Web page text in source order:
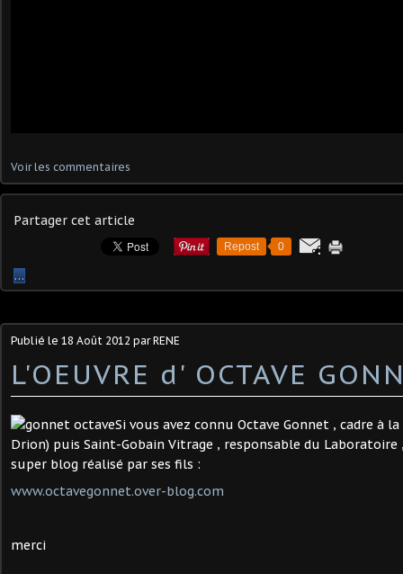
Voir les commentaires
Partager cet article
Repost 0
…
Publié le 18 Août 2012 par RENE
L'OEUVRE d' OCTAVE
Si vous avez connu Octave Gonnet , cadre à
Drion) puis Saint-Gobain Vitrage , responsable du
super blog réalisé par ses fils :
www.octavegonnet.over-blog.com
merci